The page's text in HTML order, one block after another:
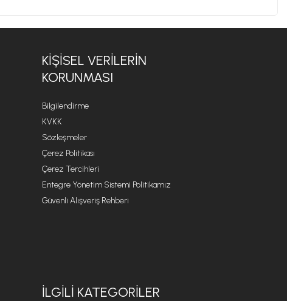
KIŞISEL VERILERIN
KORUNMASI
Bilgilendirme
KVKK
Sözleşmeler
Çerez Politikası
Çerez Tercihleri
Entegre Yönetim Sistemi Politikamız
Güvenli Alışveriş Rehberi
İLGILI KATEGORILER